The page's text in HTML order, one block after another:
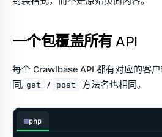
一个包覆盖所有 API
每个 Crawlbase API 都有对应的客
同, get / post 方法名也相同。
php